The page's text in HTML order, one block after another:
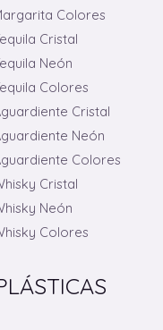
Colores
Cristal
Neón
Colores
Cristal
Neón
Colores
Cristal
Neón
Colores